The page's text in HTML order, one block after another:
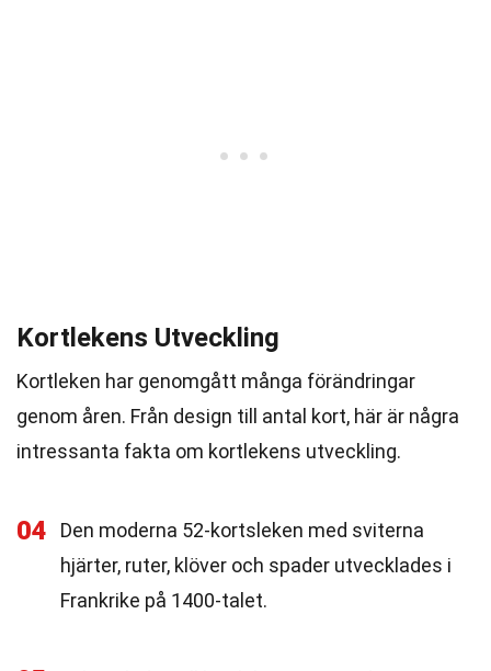
Kortlekens Utveckling
Kortleken har genomgått många förändringar
genom åren. Från design till antal kort, här är några
intressanta fakta om kortlekens utveckling.
04
Den moderna 52-kortsleken med sviterna
hjärter, ruter, klöver och spader utvecklades i
Frankrike på 1400-talet.